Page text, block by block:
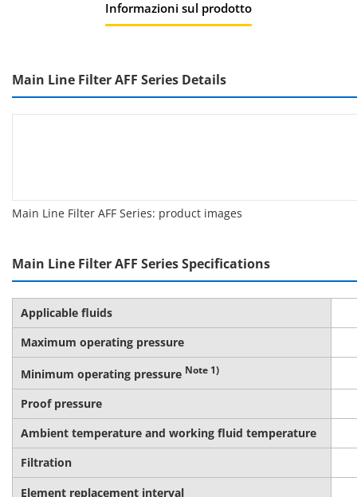
Informazioni sul prodotto
Main Line Filter AFF Series Details
Main Line Filter AFF Series: product images
Main Line Filter AFF Series Specifications
Applicable fluids
Maximum operating pressure
Minimum operating pressure Note 1)
Proof pressure
Ambient temperature and working fluid temperature
Filtration
Element replacement interval